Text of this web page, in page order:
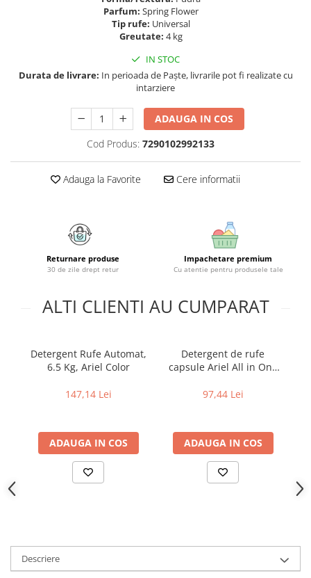
Maturi, mopuri si galeti
Accesorii maturi, mopuri & galeti
Produse curatare casa si exterior
Solutii dezinfectante
Solutie curatat mobila
Solutie curatat podele
Solutie curatat geamuri
Stergatoare geam
Insecticide & capcane
Produse ingrijire incaltaminte si
accesorii
Masini curatat pardoseli
Organizare si depozitare
Umerase pentru haine si suporturi
Organizatoare imbracaminte si
Cosuri de gunoi
Baterii, acumulatori si
incarcatoare
Geluri si deodorante igiena intima
Tampoane si absorbante
Produse autobronzante
Igiena dentara
Luciu si balsam de buze
Produse dezinfectante
Consumabile sanitare
Parfum: Spring Flower
Tip rufe: Universal
Greutate: 4 kg
IN STOC
Durata de livrare: In perioada de Paște, livrarile pot fi realizate cu
intarziere
ADAUGA IN COS
Cod Produs: 7290102992133
Adauga la Favorite Cere informatii
Returnare produse
30 de zile drept retur
Impachetare premium
Cu atentie pentru produsele tale
ALTI CLIENTI AU CUMPARAT
Detergent Rufe Automat,
6.5 Kg, Ariel Color
147,14 Lei
ADAUGA IN COS
Detergent de rufe
capsule Ariel All in One
65 spalari
97,44 Lei
ADAUGA IN COS
Descriere